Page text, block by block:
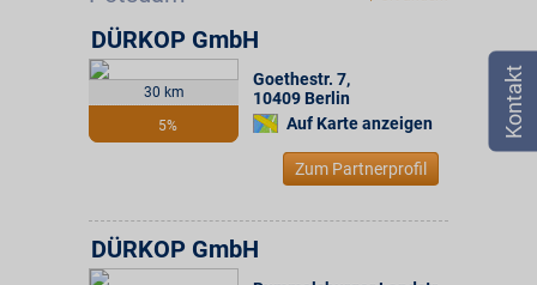
Login
☎ 0800 - 279 25 82
30 km
5%
DÜRKOP GmbH
Goethestr. 7,
10409 Berlin
Auf Karte anzeigen
Zum Partnerprofil
DÜRKOP GmbH